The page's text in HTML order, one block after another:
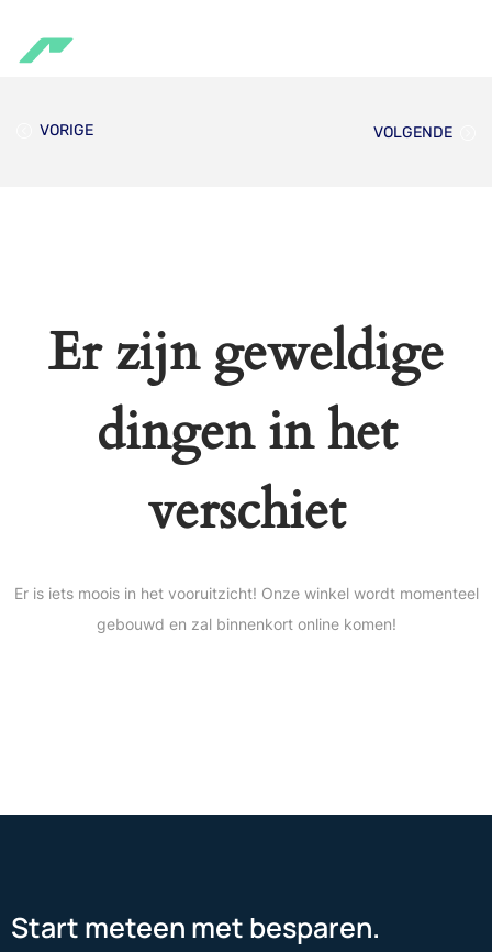
VORIGE VOLGENDE
Er zijn geweldige
dingen in het
verschiet
Er is iets moois in het vooruitzicht! Onze winkel wordt momenteel
gebouwd en zal binnenkort online komen!
Start meteen met besparen.